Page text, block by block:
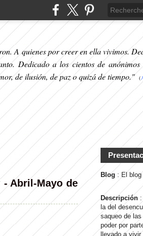
A quienes por creer en ella vivimos.
Dedicado a los cientos de
de ilusión, de paz o quizá de tiempo." (
- Abril-Mayo de
Blog : El blog
Descripción
la del
saqueo de
poder por
llevado a